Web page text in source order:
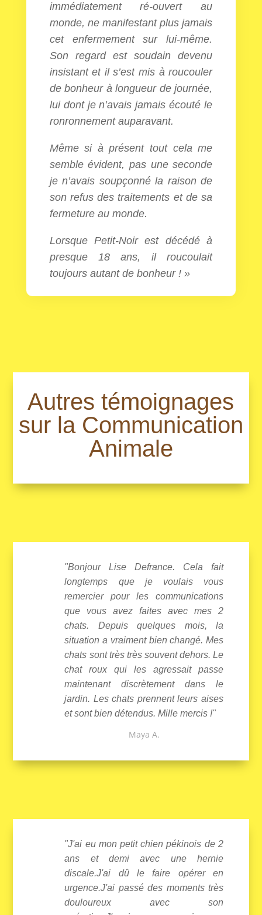
immédiatement ré-ouvert au
monde, ne manifestant plus jamais
cet enfermement sur lui-même.
Son regard est soudain devenu
insistant et il s’est mis à roucouler
de bonheur à longueur de journée,
lui dont je n’avais jamais écouté le
ronronnement auparavant.
Même si à présent tout cela me
semble évident, pas une seconde
je n’avais soupçonné la raison de
son refus des traitements et de sa
fermeture au monde.
Lorsque Petit-Noir est décédé à
presque 18 ans, il roucoulait
toujours autant de bonheur ! »
Autres témoignages
sur la Communication
Animale
"Bonjour Lise Defrance. Cela fait
longtemps que je voulais vous
remercier pour les communications
que vous avez faites avec mes 2
chats. Depuis quelques mois, la
situation a vraiment bien changé. Mes
chats sont très très souvent dehors. Le
chat roux qui les agressait passe
maintenant discrètement dans le
jardin. Les chats prennent leurs aises
et sont bien détendus. Mille mercis !"
Maya A.
"J'ai eu mon petit chien pékinois de 2
ans et demi avec une hernie
discale.J'ai dû le faire opérer en
urgence.J'ai passé des moments très
douloureux avec son